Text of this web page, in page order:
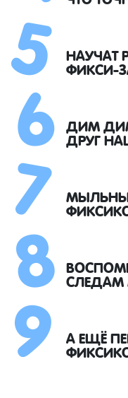
НАУЧАТ
ФИКСИ-
ДИМ
ДРУГ
А ЕЩЁ